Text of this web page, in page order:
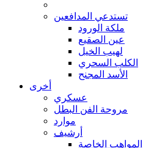
تستدعي المدافعين
ملكة الورود
عين الصقيع
لهيب الخيل
الكلب السحري
الأسد المجنح
أخرى
عسكري
مروحة الفن البطل
موارد
أرشيف
المواهب الخاصة